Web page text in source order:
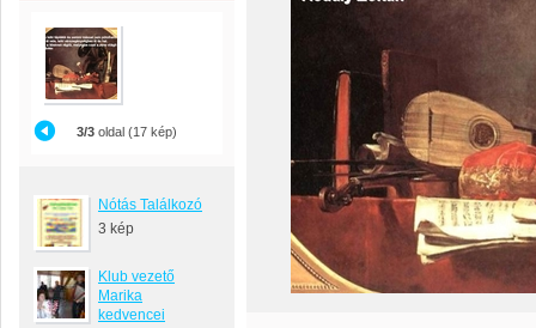
3/3 oldal (17 kép)
Nótás Találkozó
3 kép
Klub vezető
Marika
kedvencei